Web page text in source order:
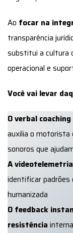
Ao focar na
transparência
substitui a cultura
operacional e
Você vai levar
O verbal
auxilia o motorista
sonoros que
A
identificar padrões
humanizada
O feedback
resistência